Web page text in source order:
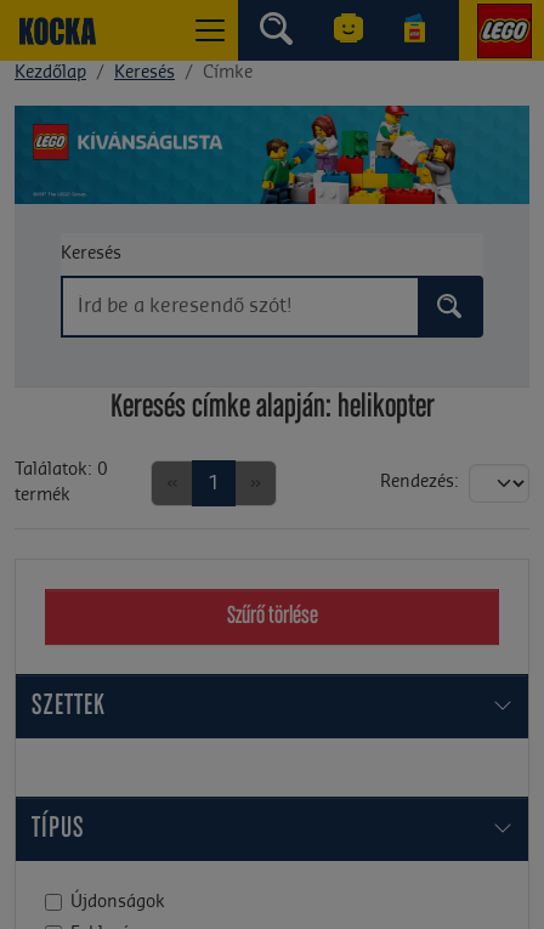
Kezdőlap Keresés Címke
Keresés
Keresés címke alapján: helikopter
Találatok: 0
termék
1 Rendezés:
Szűrő törlése
SZETTEK
TÍPUS
Újdonságok